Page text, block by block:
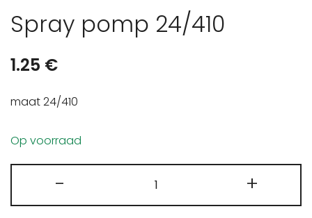
Spray pomp 24/410
1.25 €
maat 24/410
Op voorraad
-
pomp
24/410
+